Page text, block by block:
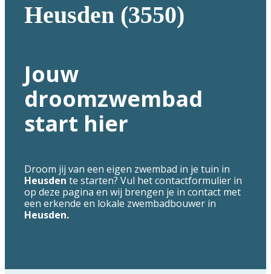
Heusden (3550)
Jouw
droomzwembad
start hier
Droom jij van een eigen zwembad in je tuin in
Heusden te starten? Vul het contactformulier in
op deze pagina en wij brengen je in contact met
een erkende en lokale zwembadbouwer in
Heusden.